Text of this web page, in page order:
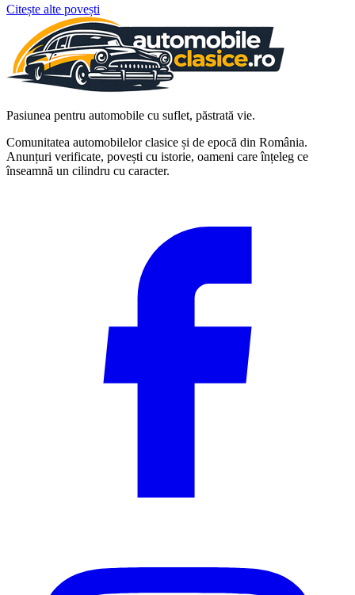
Citește alte povești
Pasiunea pentru automobile cu suflet, păstrată vie.
Comunitatea automobilelor clasice și de epocă din România.
Anunțuri verificate, povești cu istorie, oameni care înțeleg ce
înseamnă un cilindru cu caracter.